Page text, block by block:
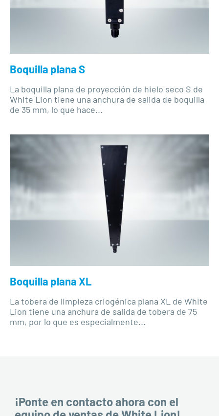
Boquilla plana S
La boquilla plana de proyección de hielo seco S de
White Lion tiene una anchura de salida de boquilla
de 35 mm, lo que hace...
Boquilla plana XL
La tobera de limpieza criogénica plana XL de White
Lion tiene una anchura de salida de tobera de 75
mm, por lo que es especialmente...
¡Ponte en contacto ahora con el